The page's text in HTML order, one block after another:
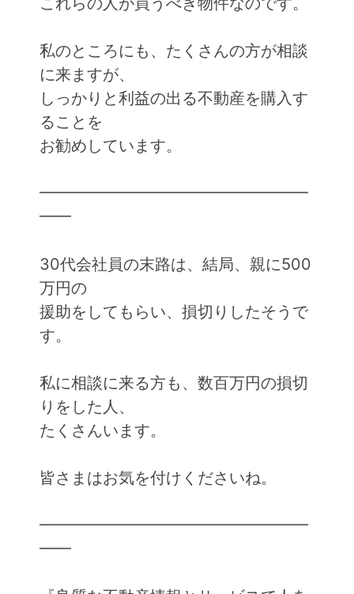
私のところにも、たくさんの方が相談
に来ますが、
しっかりと利益の出る不動産を購入す
ることを
お勧めしています。
━━━━━━━━━━━━━━━━━
━━
30代会社員の末路は、結局、親に500
万円の
援助をしてもらい、損切りしたそうで
す。
私に相談に来る方も、数百万円の損切
りをした人、
たくさんいます。
皆さまはお気を付けくださいね。
━━━━━━━━━━━━━━━━━
━━